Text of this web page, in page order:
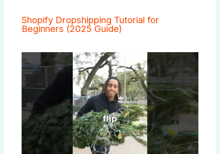
Shopify Dropshipping Tutorial for
Beginners (2025 Guide)